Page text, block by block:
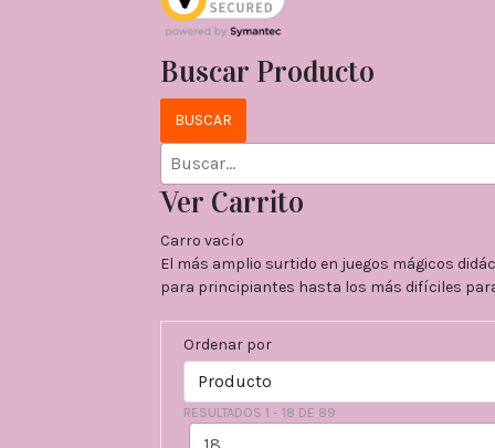
Buscar Producto
Ver Carrito
Carro vacío
El más amplio surtido en juegos mágicos
para principiantes hasta los más difíciles
Ordenar por
RESULTADOS 1 - 18 DE 89